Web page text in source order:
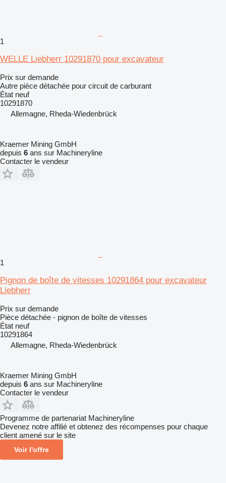
1
WELLE Liebherr 10291870 pour excavateur
Prix sur demande
Autre pièce détachée pour circuit de carburant
État neuf
10291870
Allemagne, Rheda-Wiedenbrück
Kraemer Mining GmbH
depuis 6 ans sur Machineryline
Contacter le vendeur
1
Pignon de boîte de vitesses 10291864 pour excavateur
Liebherr
Prix sur demande
Pièce détachée - pignon de boîte de vitesses
État neuf
10291864
Allemagne, Rheda-Wiedenbrück
Kraemer Mining GmbH
depuis 6 ans sur Machineryline
Contacter le vendeur
Programme de partenariat Machineryline
Devenez notre affilié et obtenez des récompenses pour chaque
client amené sur le site
Voir l'offre